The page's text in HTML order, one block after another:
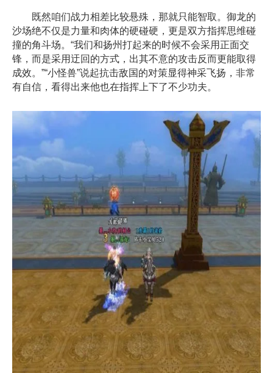
既然咱们战力相差比较悬殊，那就只能智取。御龙的
沙场绝不仅是力量和肉体的硬碰硬，更是双方指挥思维碰
撞的角斗场。“我们和扬州打起来的时候不会采用正面交
锋，而是采用迂回的方式，出其不意的攻击反而更能取得
成效。”“小怪兽”说起抗击敌国的对策显得神采飞扬，非常
有自信，看得出来他也在指挥上下了不少功夫。